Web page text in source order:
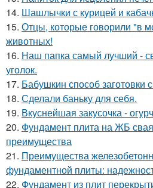
14. Шашлычки с курицей и
15. Отцы, которые говорили "в
животных!
16. Наш папка самый лучший -
уголок.
17. Бабушкин способ заготовки
18. Сделали баньку для себя.
19. Вкуснейшая закусочка -
20. Фундамент плита на ЖБ
преимущества
21. Преимущества
фундаментной плиты:
22. Фундамент из плит